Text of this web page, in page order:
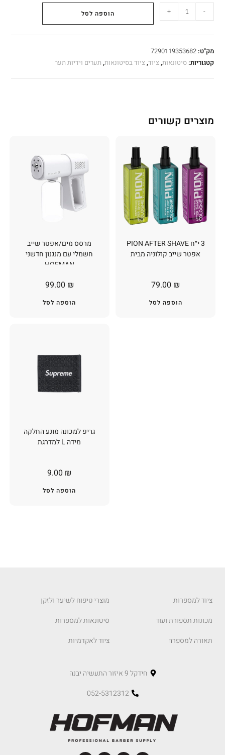
-
+ הוספה לסל
מק"ט:7290119353682
קטגוריות:סיטונאות,ציוד,ציוד בסיטונאות, תערים וידיות תער
מוצרים קשורים
מרסס מים/אפטר שייב
חשמלי עם מנגנון חדשני
HOFMAN
99.00 ₪
הוספה לסל
3 י״ח PION AFTER SHAVE
אפטר שייב קולוניה מבית
79.00 ₪
הוספה לסל
גריפ למכונה מונע החלקה
מידה L למדרגת
9.00 ₪
הוספה לסל
ציוד למספרות
מכונות תספורת ועוד
תאורה למספרה
מוצרי טיפוח לשיער ולזקן
סיטונאות למספרות
ציוד לאקדמיות
חידקל 9 איזור התעשיה יבנה
052-5312312